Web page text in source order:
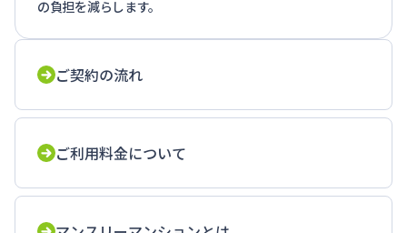
の負担を減らします。
ご契約の流れ
ご利用料金について